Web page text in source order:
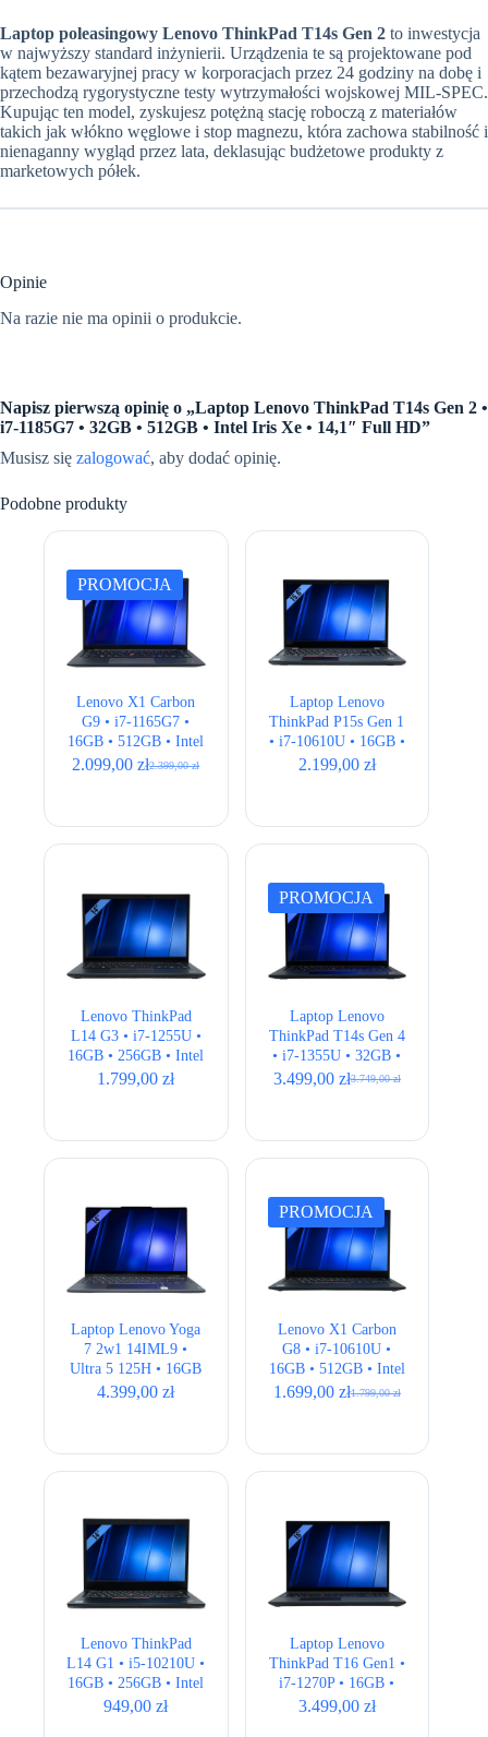
Laptop poleasingowy Lenovo ThinkPad T14s Gen 2 to inwestycja
w najwyższy standard inżynierii. Urządzenia te są projektowane pod
kątem bezawaryjnej pracy w korporacjach przez 24 godziny na dobę i
przechodzą rygorystyczne testy wytrzymałości wojskowej MIL-SPEC.
Kupując ten model, zyskujesz potężną stację roboczą z materiałów
takich jak włókno węglowe i stop magnezu, która zachowa stabilność i
nienaganny wygląd przez lata, deklasując budżetowe produkty z
marketowych półek.
Opinie
Na razie nie ma opinii o produkcie.
Napisz pierwszą opinię o „Laptop Lenovo ThinkPad T14s Gen 2 •
i7-1185G7 • 32GB • 512GB • Intel Iris Xe • 14,1″ Full HD”
Musisz się zalogować, aby dodać opinię.
Podobne produkty
PROMOCJA
Lenovo X1 Carbon
G9 • i7-1165G7 •
16GB • 512GB • Intel
Iris Xe • 14″ FHD+
2.399,00zł
Pierwotna
2.399,00 zł.
2.099,00zł
Aktualna
2.099,00 zł.
Laptop Lenovo
ThinkPad P15s Gen 1
• i7-10610U • 16GB •
512GB • Quadro
2.199,00 zł
Lenovo ThinkPad
L14 G3 • i7-1255U •
16GB • 256GB • Intel
UHD • 14″ Full HD •
1.799,00zł
PROMOCJA
Laptop Lenovo
ThinkPad T14s Gen 4
• i7-1355U • 32GB •
512GB • Intel Iris Xe
3.749,00zł
Pierwotna
3.749,00 zł.
3.499,00 zł
Aktualna
3.499,00 zł.
Laptop Lenovo Yoga
7 2w1 14IML9 •
Ultra 5 125H • 16GB
• 512GB • Intel Arc
4.399,00zł
PROMOCJA
Lenovo X1 Carbon
G8 • i7-10610U •
16GB • 512GB • Intel
UHD • 14″ FHD
1.799,00zł
Pierwotna
1.799,00 zł.
1.699,00 zł
Aktualna
1.699,00 zł.
Lenovo ThinkPad
L14 G1 • i5-10210U •
16GB • 256GB • Intel
UHD • 14″ Full HD
949,00zł
Laptop Lenovo
ThinkPad T16 Gen1 •
i7-1270P • 16GB •
512GB • Intel Iris Xe
3.499,00 zł